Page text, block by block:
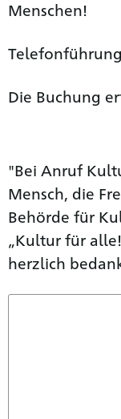
Menschen!
Die Buchung
"Bei Anruf
Mensch, die
Behörde für
„Kultur für
herzlich